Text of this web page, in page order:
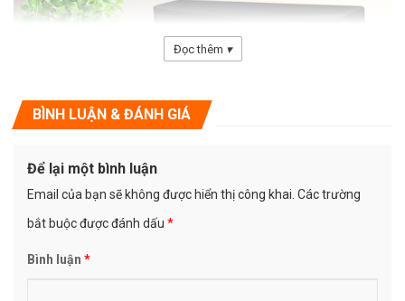
Thông số kỹ thuật chi tiết
Âm trầm: 2 × 5,5 ″
Trở kháng: 8Ω
Công suất định mức: 100W
Đọc thêm ▾
BÌNH LUẬN & ĐÁNH GIÁ
Để lại một bình luận
Email của bạn sẽ không được hiển thị công khai. Các trường
bắt buộc được đánh dấu *
Bình luận *